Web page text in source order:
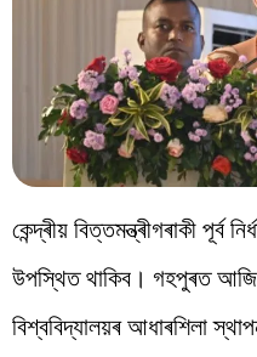
কেন্দ্ৰীয় বিত্তমন্ত্ৰীগৰাকী পূৰ্ব
উপস্থিত থাকিব। গহপুৰত আজি
বিশ্ববিদ্যালয়ৰ আধাৰশিলা